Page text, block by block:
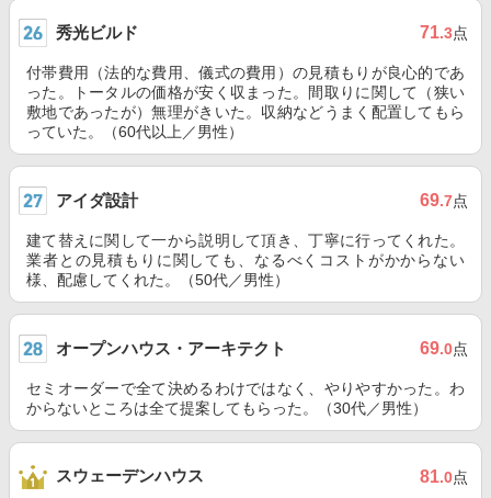
秀光ビルド 71.3点
付帯費用（法的な費用、儀式の費用）の見積もりが良心的であ
った。トータルの価格が安く収まった。間取りに関して（狭い
敷地であったが）無理がきいた。収納などうまく配置してもら
っていた。（60代以上／男性）
アイダ設計 69.7点
建て替えに関して一から説明して頂き、丁寧に行ってくれた。
業者との見積もりに関しても、なるべくコストがかからない
様、配慮してくれた。（50代／男性）
オープンハウス・アーキテクト 69.0点
セミオーダーで全て決めるわけではなく、やりやすかった。わ
からないところは全て提案してもらった。（30代／男性）
スウェーデンハウス 81.0点